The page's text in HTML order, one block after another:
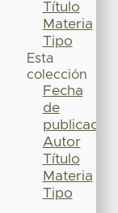
Título
Materia
Tipo
Esta
colección
Fecha
de
publicación
Autor
Título
Materia
Tipo